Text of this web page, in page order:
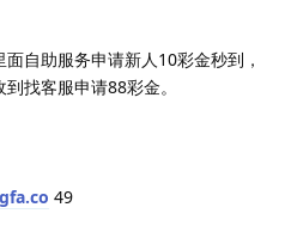
自助服务申请新人10彩金秒到，
找客服申请88彩金。
49